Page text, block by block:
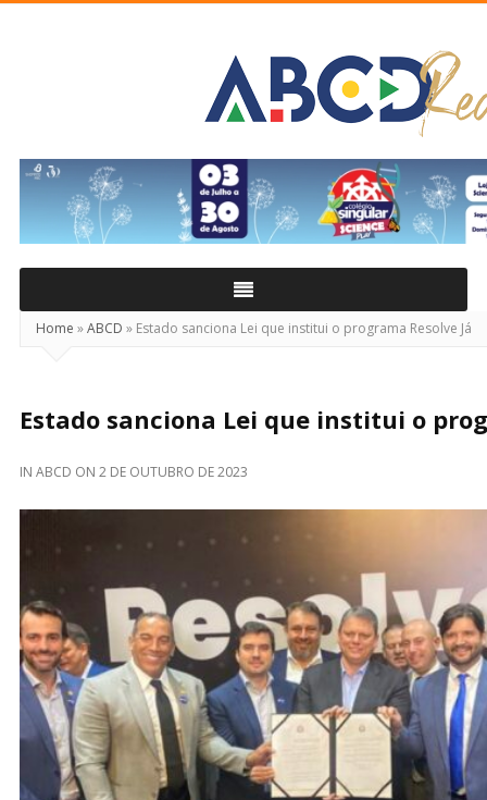
Real
Home »ABCD » Estado sanciona Lei que institui o programa Resolve Já
Estado sanciona Lei que institui o
IN ABCD ON 2 DE OUTUBRO DE 2023